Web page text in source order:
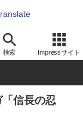
検索 Impressサイト
信長の忍